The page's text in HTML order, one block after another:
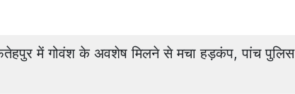
में गोवंश के अवशेष मिलने से मचा हड़कंप, पांच पुलिस